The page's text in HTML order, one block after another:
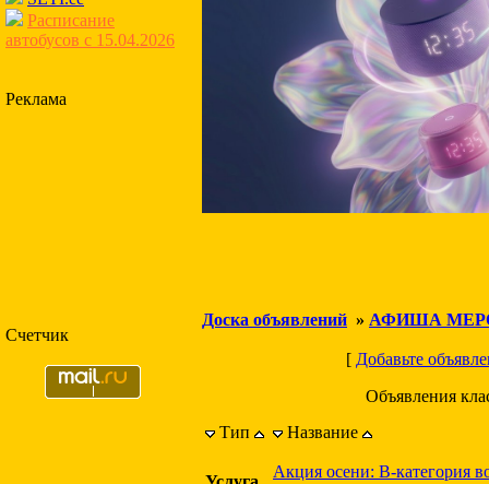
Расписание
автобусов с 15.04.2026
Реклама
Счетчик
Доска объявлений » АФИША
[ Добавьте
Объявления
Тип
Название
Акция осени: В-категория